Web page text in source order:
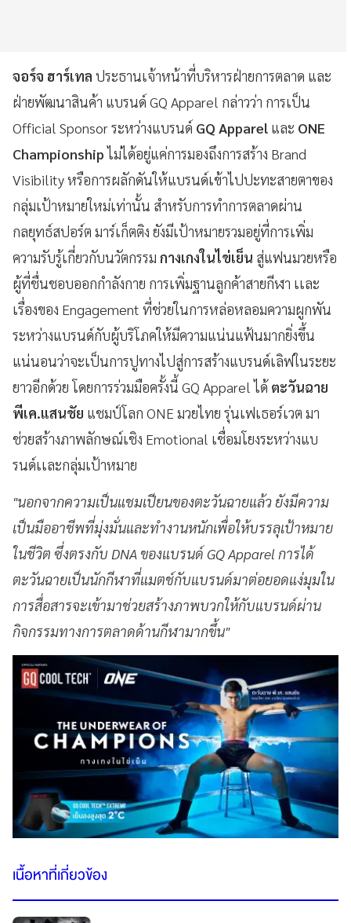
จอร์จ ฮาร์เทล ประธานเจ้าหน้าที่บริหารฝ่ายการตลาด และ
ฝ่ายพัฒนาสินค้า แบรนด์ GQ Apparel กล่าวว่า การเป็น
Official Sponsor ระหว่างแบรนด์ GQ Apparel และ ONE
Championshipไม่ได้อยู่แค่การมองถึงการสร้าง Brand
Visibility หรือการผลักดันให้แบรนด์เข้าไปปะทะสายตาของ
กลุ่มเป้าหมายใหม่เท่านั้น สำหรับการทำการตลาดผ่าน
กลยุทธ์สปอร์ต มาร์เก็ตติง ยังมีเป้าหมายรวมอยู่ที่การเพิ่ม
ความรับรู้เกี่ยวกับนวัตกรรม กางเกงในไข่เย็น สู่แฟนมวยหรือ
ผู้ที่ชื่นชอบออกกำลังกาย การเพิ่มฐานลูกค้าสายกีฬา เเละ
เรื่องของ Engagement ที่ช่วยในการหล่อหลอมความผูกพัน
ระหว่างแบรนด์กับผู้บริโภคให้มีความแน่นแฟ้นมากยิ่งขึ้น
แน่นอนว่าจะเป็นการปูทางไปสู่การสร้างแบรนด์เลิฟในระยะ
ยาวอีกด้วย โดยการร่วมมือครั้งนี้ GQ Apparel ได้ ตะวันฉาย
พีเค.แสนชัย แชมป์โลก ONE มวยไทย รุ่นเฟเธอร์เวต มา
ช่วยสร้างภาพลักษณ์เชิง Emotional เชื่อมโยงระหว่างแบ
รนด์เเละกลุ่มเป้าหมาย
"นอกจากความเป็นแชมเปียนของตะวันฉายแล้ว ยังมีความ
เป็นมืออาชีพที่มุ่งมั่นและทำงานหนักเพื่อให้บรรลุเป้าหมาย
ในชีวิต ซึ่งตรงกับ DNA ของแบรนด์ GQ Apparel การได้
ตะวันฉายเป็นนักกีฬาที่แมตช์กับแบรนด์มาต่อยอดแง่มุมใน
การสื่อสารจะเข้ามาช่วยสร้างภาพบวกให้กับแบรนด์ผ่าน
กิจกรรมทางการตลาดด้านกีฬามากขึ้น"
เนื้อหาที่เกี่ยวข้อง